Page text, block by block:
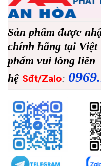
Sản phẩm được
chính hãng tại Việt
phẩm vui lòng liên
hệ Sđt/Zalo: